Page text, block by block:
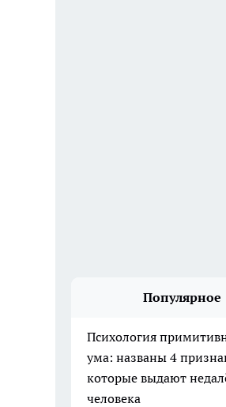
Популярное
Психология
ума: названы 4
которые выдают
человека